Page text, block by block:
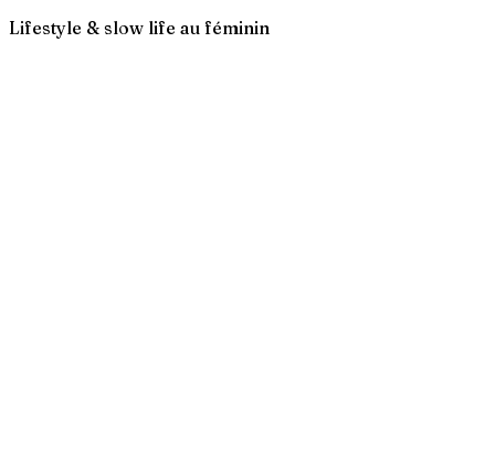
Lifestyle & slow life au féminin